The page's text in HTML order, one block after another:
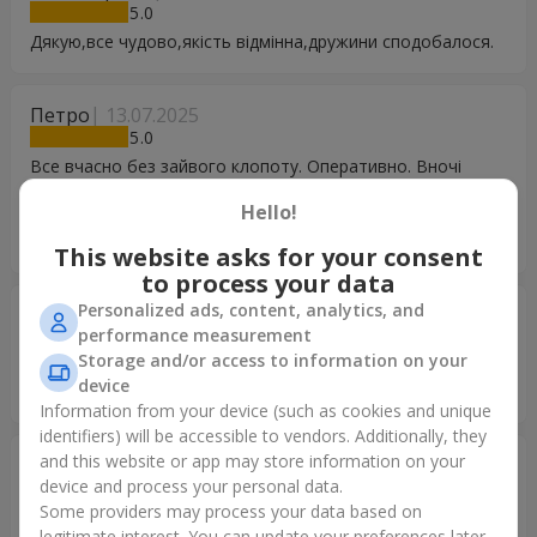
5
Дякую,все чудово,якість відмінна,дружини сподобалося.
Петро 13.07.2025
5
Все вчасно без зайвого клопоту. Оперативно. Вночі
як на фото. Мама казала, що квіти точно простояли 5
Елена 12.11.2023
5
Букет супер шикарный и супер свежий!!! Обслуживание на
высоте!!! Спасибо!!!
Марина 05.03.2023
5
Дякую Вам за дуже гарну роботу) Все було доставлено
Hello!
This website asks for your consent
to process your data
Personalized ads, content, analytics, and
performance measurement
Storage and/or access to information on your
device
Information from your device (such as cookies and unique
identifiers) will be accessible to vendors. Additionally, they
and this website or app may store information on your
device and process your personal data.
Some providers may process your data based on